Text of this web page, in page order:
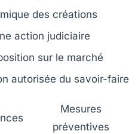
des créations
action judiciaire
sur le marché
autorisée du savoir-faire
Mesures
préventives